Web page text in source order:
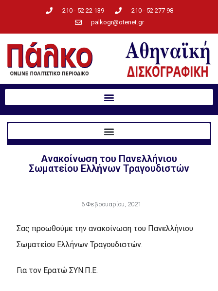
210 - 52 22 139
210 - 52 277 98
palkogr@otenet.gr
Aνακοίνωση του Πανελλήνιου
Σωματείου Ελλήνων Τραγουδιστών
6 Φεβρουαρίου, 2021
Σας προωθούμε την ανακοίνωση του Πανελλήνιου
Σωματείου Ελλήνων Τραγουδιστών.
Για τον Ερατώ ΣΥΝ.Π.Ε.